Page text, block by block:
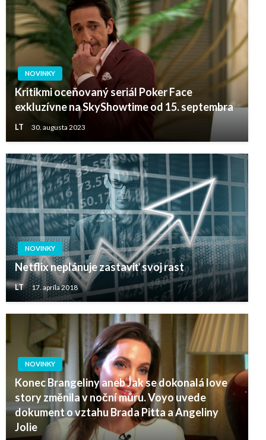
NOVINKY
Kritikmi oceňovaný seriál Poker Face
exkluzívne na SkyShowtime od 15. septembra
LT 30. augusta 2023
NOVINKY
Netflix neplánuje zastaviť svoj rast
LT 17. apríla 2018
NOVINKY
Konec Brangeliny aneb Jak se dokonalá love
story změnila v noční můru. Voyo uvede
dokument o vztahu Brada Pitta a Angeliny
Jolie